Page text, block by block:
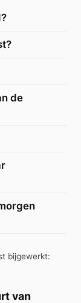
de
bijgewerkt:
van